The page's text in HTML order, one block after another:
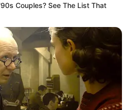
Couples? See The List That